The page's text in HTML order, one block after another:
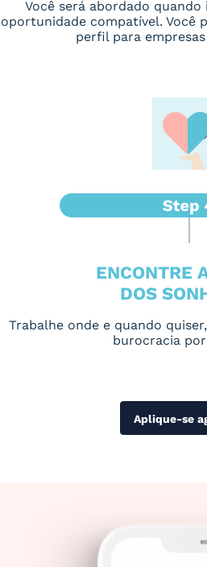
Você será abordado
oportunidade compatível. Você
perfil para
ENCONTRE
DOS
Trabalhe onde e quando
burocracia
Aplique-se